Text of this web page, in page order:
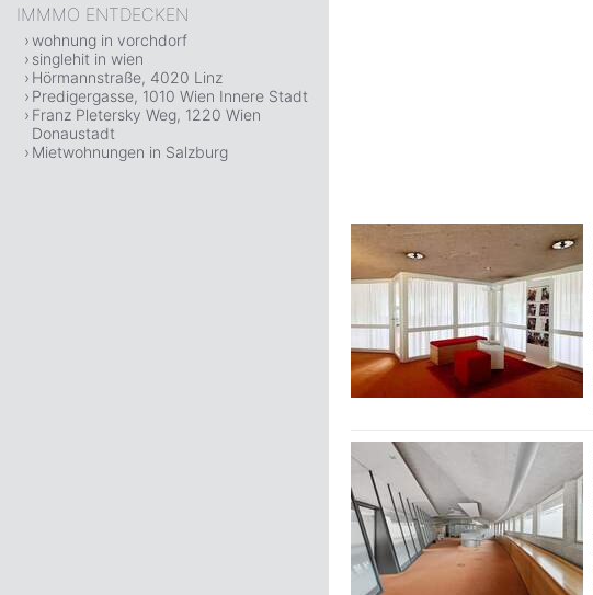
IMMMO ENTDECKEN
wohnung in vorchdorf
singlehit in wien
Hörmannstraße, 4020 Linz
Predigergasse, 1010 Wien Innere Stadt
Franz Pletersky Weg, 1220 Wien
Donaustadt
Mietwohnungen in Salzburg